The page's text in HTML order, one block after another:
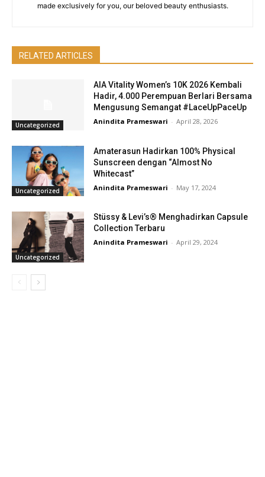
made exclusively for you, our beloved beauty enthusiasts.
RELATED ARTICLES
Uncategorized
AIA Vitality Women’s 10K 2026 Kembali
Hadir, 4.000 Perempuan Berlari Bersama
Mengusung Semangat #LaceUpPaceUp
Anindita Prameswari - April 28, 2026
Uncategorized
Amaterasun Hadirkan 100% Physical
Sunscreen dengan “Almost No
Whitecast”
Anindita Prameswari - May 17, 2024
Uncategorized
Stüssy & Levi’s® Menghadirkan Capsule
Collection Terbaru
Anindita Prameswari - April 29, 2024